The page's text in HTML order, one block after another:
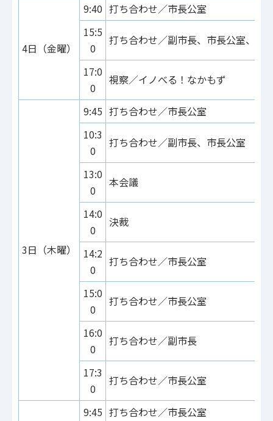
4日（金曜）
9:40 打ち合わせ／市長公室
15:5
0
打ち合わせ／副市長、市長公室、建
17:0
0
視察／イノべる！なかもず
3日（木曜）
9:45 打ち合わせ／市長公室
10:3
0
打ち合わせ／副市長、市長公室
13:0
0
本会議
14:0
0
決裁
14:2
0
打ち合わせ／市長公室
15:0
0
打ち合わせ／市長公室
16:0
0
打ち合わせ／副市長
17:3
0
打ち合わせ／市長公室
9:45 打ち合わせ／市長公室